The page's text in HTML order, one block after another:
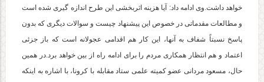
خواهد داشت.وی ادامه داد: آیا هزینه اثربخشی این طرح اندازه گیری شده است
و مطالعات مقدماتی در خصوص این پیشنهاد چیست و سوالات دیگری که بدون
پاسخ نسبتاً شفاف به آنها، این کار هم اقدامی عجولانه است که باز جزئی
اعتماد و هم انتظار همکاری مردم را برای ادامه راه از بین خواهد برد.در همین
حال، مسعود مردانی عضو کمیته علمی ستاد مقابله با کرونا، با اشاره به اینکه